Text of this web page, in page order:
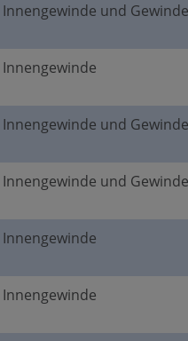
Innengewinde und
Innengewinde
Innengewinde und
Innengewinde und
Innengewinde
Innengewinde